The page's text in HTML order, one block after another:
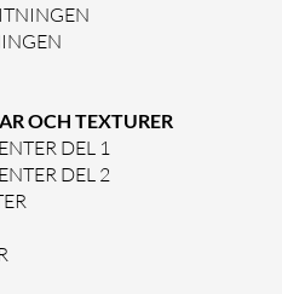
OCH TEXTURER
DEL 1
DEL 2